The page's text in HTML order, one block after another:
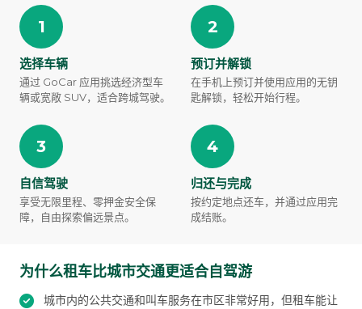
1
选择车辆
通过 GoCar 应用挑选经济型车
辆或宽敞 SUV，适合跨城驾驶。
2
预订并解锁
在手机上预订并使用应用的无钥
匙解锁，轻松开始行程。
3
自信驾驶
享受无限里程、零押金安全保
障，自由探索偏远景点。
4
归还与完成
按约定地点还车，并通过应用完
成结账。
为什么租车比城市交通更适合自驾游
城市内的公共交通和叫车服务在市区非常好用，但租车能让